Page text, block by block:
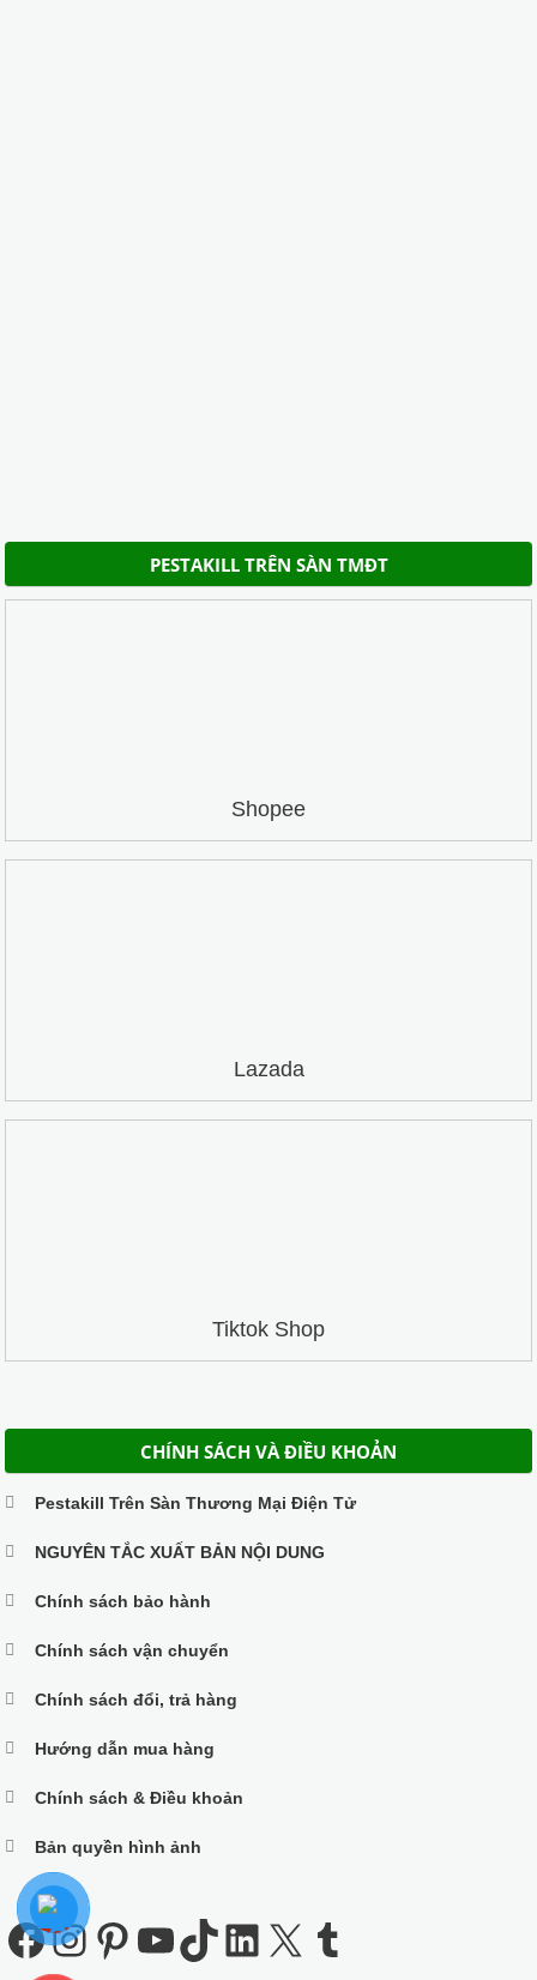
PESTAKILL TRÊN SÀN TMĐT
Shopee
Lazada
Tiktok Shop
CHÍNH SÁCH VÀ ĐIỀU KHOẢN
Pestakill Trên Sàn Thương Mại Điện Tử
NGUYÊN TẮC XUẤT BẢN NỘI DUNG
Chính sách bảo hành
Chính sách vận chuyển
Chính sách đổi, trả hàng
Hướng dẫn mua hàng
Chính sách & Điều khoản
Bản quyền hình ảnh
Facebook
Instagram
Pinterest
Youtube
TikTok
LinkedIn
X Tumblr